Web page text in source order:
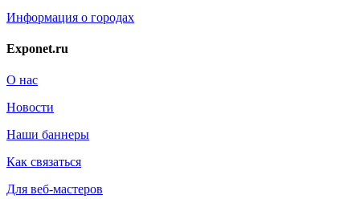
Информация о городах
Exponet.ru
О нас
Новости
Наши баннеры
Как связаться
Для веб-мастеров